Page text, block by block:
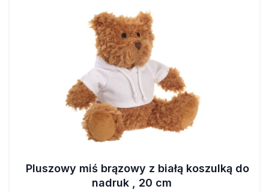
Pluszowy miś brązowy z białą koszulką do
nadruk , 20 cm